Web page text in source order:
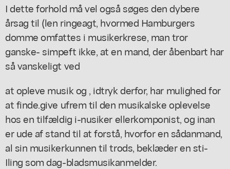
I dette forhold må vel også søges den dybere
årsag til (len ringeagt, hvormed Hamburgers
domme omfattes i musikerkrese, man tror
ganske- simpeft ikke, at en mand, der åbenbart har
så vanskeligt ved
at opleve musik og , idtryk derfor, har mulighed for
at finde.give ufrem til den musikalske oplevelse
hos en tilfældig i-nusiker ellerkomponist, og inan
er ude af stand til at forstå, hvorfor en sådanmand,
al sin musikerkunnen til trods, beklæder en sti-
Iling som dag-bladsmusikanmelder.